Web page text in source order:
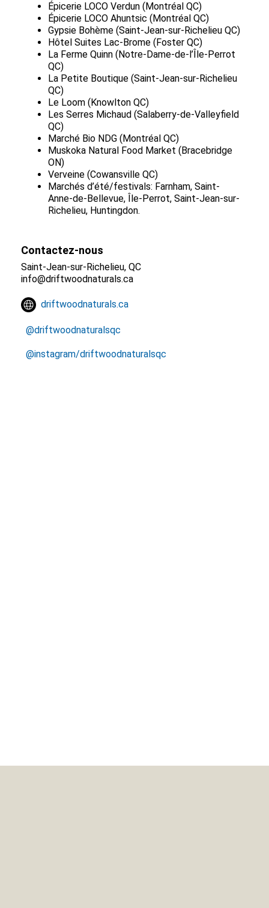
Épicerie LOCO Verdun (Montréal QC)
Épicerie LOCO Ahuntsic (Montréal QC)
Gypsie Bohème (Saint-Jean-sur-Richelieu QC)
Hôtel Suites Lac-Brome (Foster QC)
La Ferme Quinn (Notre-Dame-de-l’Île-Perrot
QC)
La Petite Boutique (Saint-Jean-sur-Richelieu
QC)
Le Loom (Knowlton QC)
Les Serres Michaud (Salaberry-de-Valleyfield
QC)
Marché Bio NDG (Montréal QC)
Muskoka Natural Food Market (Bracebridge
ON)
Verveine (Cowansville QC)
Marchés d’été/festivals: Farnham, Saint-
Anne-de-Bellevue, Île-Perrot, Saint-Jean-sur-
Richelieu, Huntingdon.
Contactez-nous
Saint-Jean-sur-Richelieu, QC
info@driftwoodnaturals.ca
driftwoodnaturals.ca
@driftwoodnaturalsqc
@instagram/driftwoodnaturalsqc